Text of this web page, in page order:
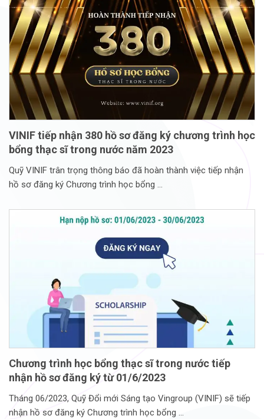
VINIF tiếp nhận 380 hồ sơ đăng ký chương trình học
bổng thạc sĩ trong nước năm 2023
Quỹ VINIF trân trọng thông báo đã hoàn thành việc tiếp nhận
hồ sơ đăng ký Chương trình học bổng
Chương trình học bổng thạc sĩ trong nước tiếp
nhận hồ sơ đăng ký từ 01/6/2023
Tháng 06/2023, Quỹ Đổi mới Sáng tạo Vingroup (VINIF) sẽ tiếp
nhận hồ sơ đăng ký Chương trình học bổng